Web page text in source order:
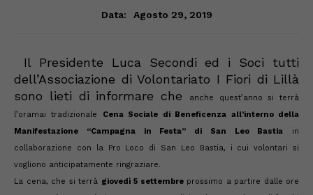
Data: Agosto 29, 2019
Il Presidente Luca Secondi ed i Soci tutti
dell’Associazione di Volontariato I Fiori di Lillà
sono lieti di informare che
anche quest’anno
si terrà
l’oramai tradizionale
Cena Sociale di Beneficenza all’interno della
Manifestazione “Campagna in Festa” di San Leo Bastia
in
collaborazione con la Pro Loco di San Leo Bastia, i cui volontari
si
vogliono anticipatamente ringraziare.
La cena, che si terrà giovedì 5 settembre prossimo a partire dalle ore